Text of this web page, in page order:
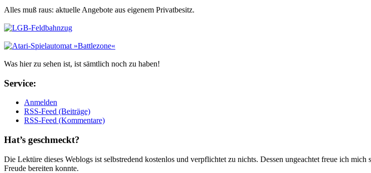
Alles muß raus: aktuelle An­ge­bo­te aus eigenem Privatbesitz.
Was hier zu sehen ist, ist sämt­lich noch zu haben!
Ser­vice:
Anmelden
RSS-Feed (Beiträge)
RSS-Feed (Kommentare)
Hat’s ge­schmeckt?
Die Lektüre dieses Weblogs ist selbstredend kostenlos und ver­pflich­tet zu nichts. Dessen un­ge­achtet freue ich
Freude bereiten konnte.